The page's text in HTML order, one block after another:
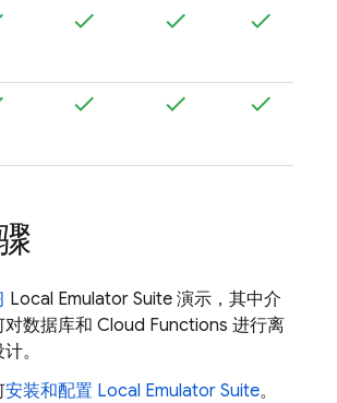
Local Emulator Suite 演示，其中介
数据库和 Cloud Functions 进行离
。
安装和配置 Local Emulator Suite。